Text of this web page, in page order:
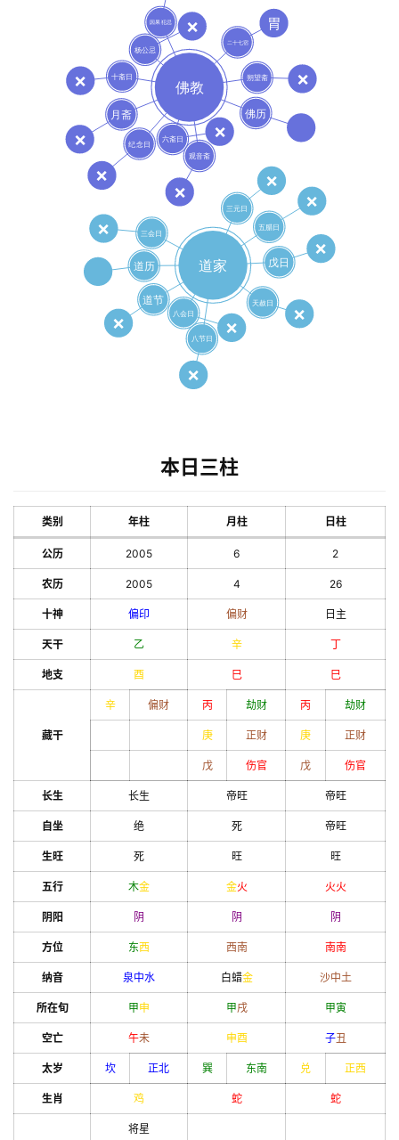
本日三柱
类别 年柱 月柱 日柱
公历 2005 6 2
农历 2005 4 26
十神 偏印 偏财 日主
天干 乙 辛 丁
地支 酉 巳 巳
藏干
辛 偏财 丙 劫财 丙 劫财
庚 正财 庚 正财
戊 伤官 戊 伤官
长生 长生 帝旺 帝旺
自坐 绝 死 帝旺
生旺 死 旺 旺
五行 木金 金火 火火
阴阳 阴 阴 阴
方位 东西 西南 南南
纳音 泉中水 白蜡金 沙中土
所在旬 甲申 甲戌 甲寅
空亡 午未 申酉 子丑
太岁 坎 正北 巽 东南 兑 正西
生肖 鸡 蛇 蛇
将星